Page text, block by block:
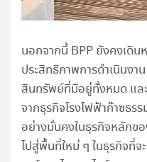
นอกจากนี้ BPP ยังคงเดิ
ประสิทธิภาพการดำเนินงา
สินทรัพย์ที่มีอยู่ทั้งหมด และ
จากธุรกิจโรงไฟฟ้าก๊าซธร
อย่างมั่นคงในธุรกิจหลักข
ไปสู่พื้นที่ใหม่ ๆ ในธุรกิจที่